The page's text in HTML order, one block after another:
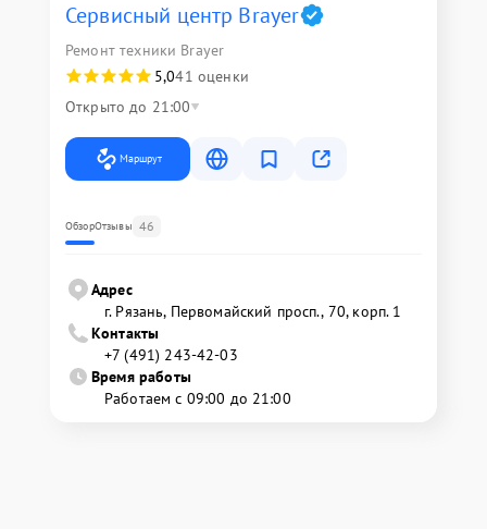
Сервисный центр Brayer
Ремонт техники Brayer
5,041 оценки
Открыто до 21:00
Маршрут
ОбзорОтзывы 46
Адрес
г. Рязань, Первомайский просп., 70, корп. 1
Контакты
+7 (491) 243-42-03
Время работы
Работаем с 09:00 до 21:00